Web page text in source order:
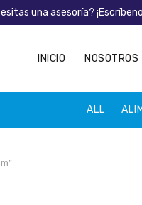
INICIO NOSOTROS
ALL
una asesoría?